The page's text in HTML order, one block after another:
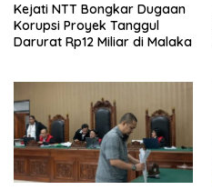
Kejati NTT Bongkar Dugaan
Korupsi Proyek Tanggul
Darurat Rp12 Miliar di Malaka